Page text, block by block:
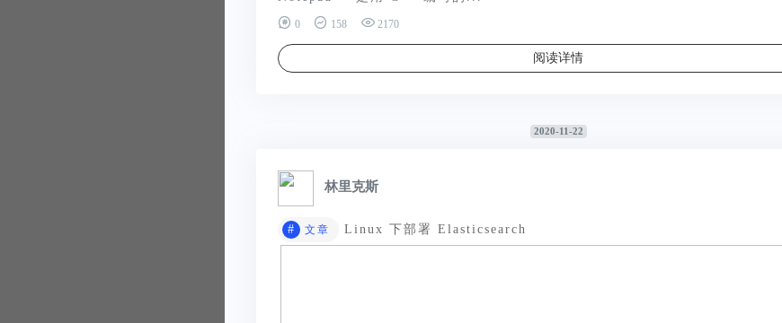
0 158 2170
阅读详情
2020-11-22
林里克斯
# 文章 Linux 下部署 Elasticsearch